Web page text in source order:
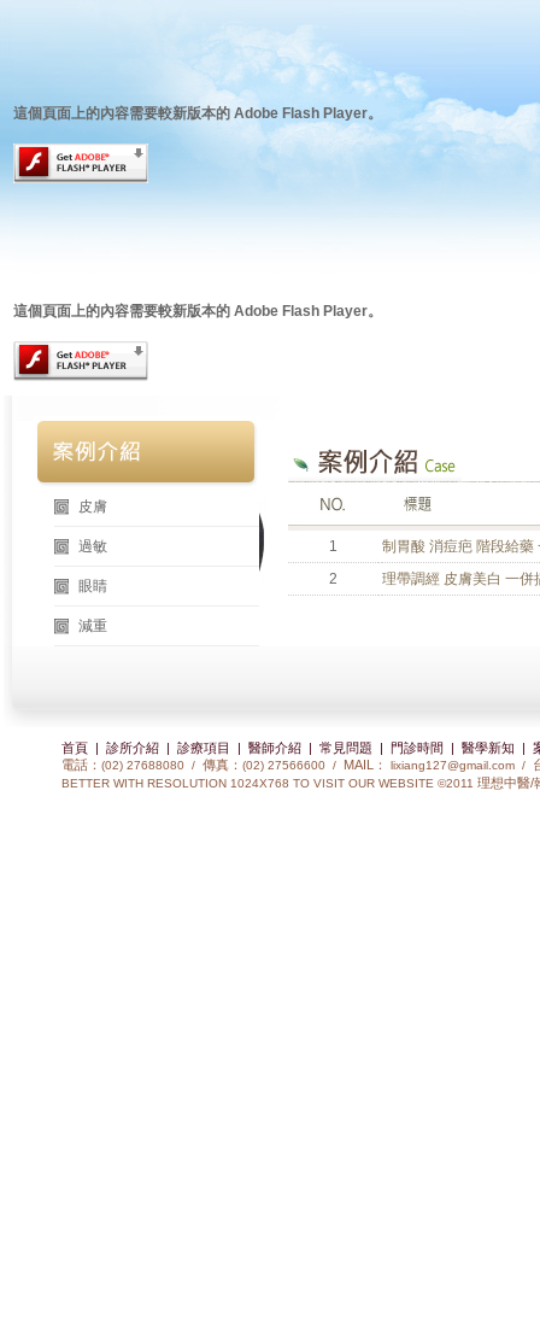
這個頁面上的內容需要較新版本的 Adobe Flash Player。
這個頁面上的內容需要較新版本的 Adobe Flash Player。
皮膚
過敏
眼睛
減重
1
制胃酸 消痘疤 階段給藥
2
理帶調經 皮膚美白 一併
首頁| 診所介紹| 診療項目 | 醫師介紹| 常見問題 | 門診時間 | 醫學新知 |
電話： (02) 27688080 / 傳真： (02) 27566600 / MAIL： lixiang127@gmail.com /
BETTER WITH RESOLUTION 1024X768 TO VISIT OUR WEBSITE ©2011 理想中醫/